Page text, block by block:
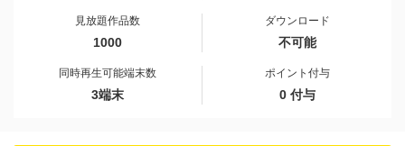
見放題作品数
1000
ダウンロード
不可能
同時再生可能端末数
3端末
ポイント付与
0 付与